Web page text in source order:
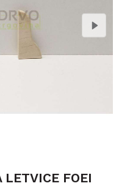
LETVICE FOEI